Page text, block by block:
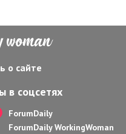
о сайте
в соцсетях
ForumDaily
ForumDaily WorkingWoman